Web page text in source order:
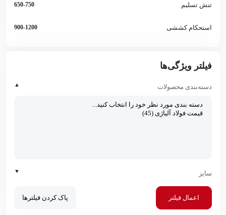
تنش تسلیم 650-750
استحکام کششی 900-1200
فیلتر ویژگی‌ها
دسته‌بندی محصولات ▲
سایز ▼
اعمال فیلتر پاک کردن فیلترها